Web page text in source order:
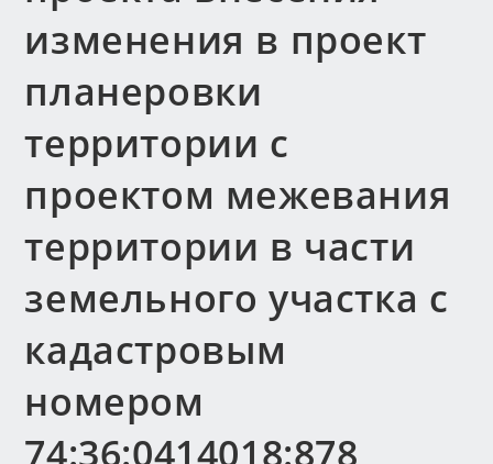
изменения в проект
планеровки
территории с
проектом межевания
территории в части
земельного участка с
кадастровым
номером
74:36:0414018:878